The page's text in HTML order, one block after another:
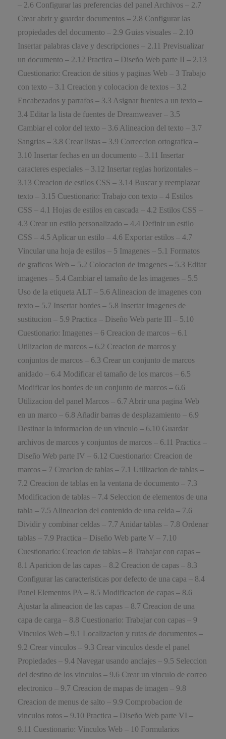
– 2.6 Configurar las preferencias del panel Archivos – 2.7
Crear abrir y guardar documentos – 2.8 Configurar las
propiedades del documento – 2.9 Guias visuales – 2.10
Insertar palabras clave y descripciones – 2.11 Previsualizar
un documento – 2.12 Practica – Diseño Web parte II – 2.13
Cuestionario: Creacion de sitios y paginas Web – 3 Trabajo
con texto – 3.1 Creacion y colocacion de textos – 3.2
Encabezados y parrafos – 3.3 Asignar fuentes a un texto –
3.4 Editar la lista de fuentes de Dreamweaver – 3.5
Cambiar el color del texto – 3.6 Alineacion del texto – 3.7
Sangrias – 3.8 Crear listas – 3.9 Correccion ortografica –
3.10 Insertar fechas en un documento – 3.11 Insertar
caracteres especiales – 3.12 Insertar reglas horizontales –
3.13 Creacion de estilos CSS – 3.14 Buscar y reemplazar
texto – 3.15 Cuestionario: Trabajo con texto – 4 Estilos
CSS – 4.1 Hojas de estilos en cascada – 4.2 Estilos CSS –
4.3 Crear un estilo personalizado – 4.4 Definir un estilo
CSS – 4.5 Aplicar un estilo – 4.6 Exportar estilos – 4.7
Vincular una hoja de estilos – 5 Imagenes – 5.1 Formatos
de graficos Web – 5.2 Colocacion de imagenes – 5.3 Editar
imagenes – 5.4 Cambiar el tamaño de las imagenes – 5.5
Uso de la etiqueta ALT – 5.6 Alineacion de imagenes con
texto – 5.7 Insertar bordes – 5.8 Insertar imagenes de
sustitucion – 5.9 Practica – Diseño Web parte III – 5.10
Cuestionario: Imagenes – 6 Creacion de marcos – 6.1
Utilizacion de marcos – 6.2 Creacion de marcos y
conjuntos de marcos – 6.3 Crear un conjunto de marcos
anidado – 6.4 Modificar el tamaño de los marcos – 6.5
Modificar los bordes de un conjunto de marcos – 6.6
Utilizacion del panel Marcos – 6.7 Abrir una pagina Web
en un marco – 6.8 Añadir barras de desplazamiento – 6.9
Destinar la informacion de un vinculo – 6.10 Guardar
archivos de marcos y conjuntos de marcos – 6.11 Practica –
Diseño Web parte IV – 6.12 Cuestionario: Creacion de
marcos – 7 Creacion de tablas – 7.1 Utilizacion de tablas –
7.2 Creacion de tablas en la ventana de documento – 7.3
Modificacion de tablas – 7.4 Seleccion de elementos de una
tabla – 7.5 Alineacion del contenido de una celda – 7.6
Dividir y combinar celdas – 7.7 Anidar tablas – 7.8 Ordenar
tablas – 7.9 Practica – Diseño Web parte V – 7.10
Cuestionario: Creacion de tablas – 8 Trabajar con capas –
8.1 Aparicion de las capas – 8.2 Creacion de capas – 8.3
Configurar las caracteristicas por defecto de una capa – 8.4
Panel Elementos PA – 8.5 Modificacion de capas – 8.6
Ajustar la alineacion de las capas – 8.7 Creacion de una
capa de carga – 8.8 Cuestionario: Trabajar con capas – 9
Vinculos Web – 9.1 Localizacion y rutas de documentos –
9.2 Crear vinculos – 9.3 Crear vinculos desde el panel
Propiedades – 9.4 Navegar usando anclajes – 9.5 Seleccion
del destino de los vinculos – 9.6 Crear un vinculo de correo
electronico – 9.7 Creacion de mapas de imagen – 9.8
Creacion de menus de salto – 9.9 Comprobacion de
vinculos rotos – 9.10 Practica – Diseño Web parte VI –
9.11 Cuestionario: Vinculos Web – 10 Formularios